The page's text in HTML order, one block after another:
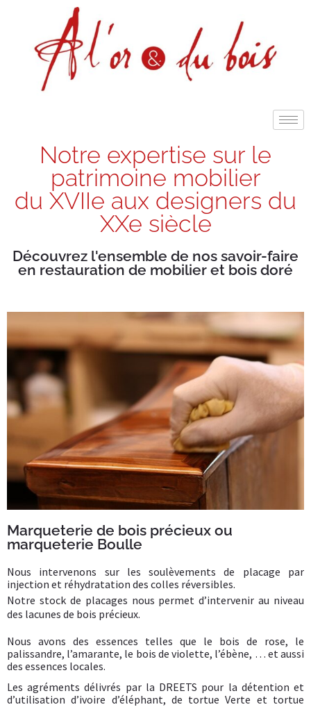
Notre expertise sur le
patrimoine mobilier
du XVIIe aux designers du
XXe siècle
Découvrez l'ensemble de nos savoir-faire
en restauration de mobilier et bois doré
Marqueterie de bois précieux ou
marqueterie Boulle
Nous intervenons sur les soulèvements de placage par
injection et réhydratation des colles réversibles.
Notre stock de placages nous permet d’intervenir au niveau
des lacunes de bois précieux.
Nous avons des essences telles que le bois de rose, le
palissandre, l’amarante, le bois de violette, l’ébène, … et aussi
des essences locales.
Les agréments délivrés par la DREETS pour la détention et
d’utilisation d’ivoire d’éléphant, de tortue Verte et tortue